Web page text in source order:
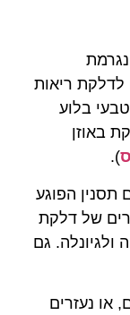
לדלקת ריאות
בלוע
באוזן
).
תסנין הפוגע
של דלקת
ולגיונלה. גם
או נעזרים